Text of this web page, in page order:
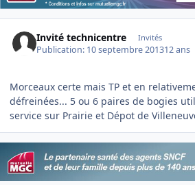
Invité technicentre Invités
Publication: 10 septembre 201312 ans
Morceaux certe mais TP et en
défreinées... 5 ou 6 paires de bogies
service sur Prairie et Dépot de